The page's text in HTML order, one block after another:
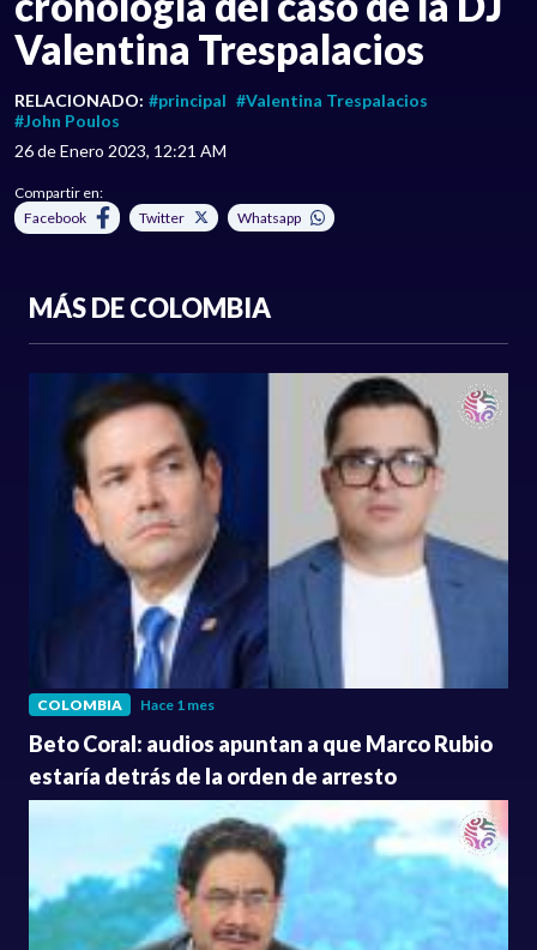
Valentina Trespalacios
RELACIONADO: #principal #Valentina Trespalacios
#John Poulos
26 de Enero 2023, 12:21 AM
Compartir en:
Facebook
Twitter Whatsapp
MÁS DE COLOMBIA
COLOMBIA Hace 1 mes
Beto Coral: audios apuntan a que Marco Rubio
estaría detrás de la orden de arresto